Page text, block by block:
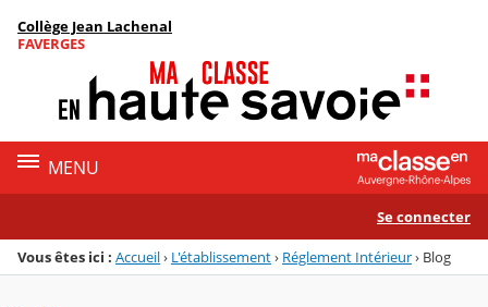
Menu de la rubrique
Contenu
Collège Jean Lachenal
FAVERGES
MENU
Se connecter
Vous êtes ici : Accueil› L'établissement› Réglement Intérieur› Blog